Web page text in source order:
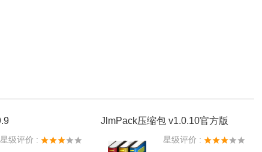
星级评价 :
JlmPack压缩包 v1.0.10官方版
星级评价 :